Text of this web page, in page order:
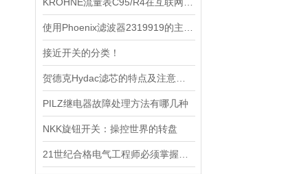
接近开关的分类！
PILZ继电器故障处理方法有哪几种
NKK旋钮开关：操控世界的转盘